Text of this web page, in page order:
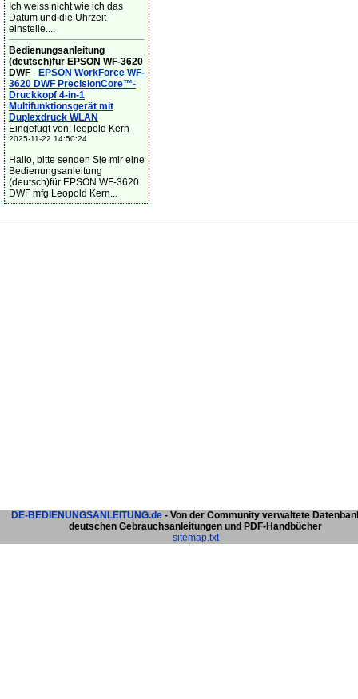
Ich weiss nicht wie ich das
Datum und die Uhrzeit
einstelle....
Bedienungsanleitung
(deutsch)für EPSON WF-3620
DWF - EPSON WorkForce WF-
3620 DWF PrecisionCore™-
Druckkopf 4-in-1
Multifunktionsgerät mit
Duplexdruck WLAN
Eingefügt von: leopold Kern
2025-11-22 14:50:24
Hallo, bitte senden Sie mir eine
Bedienungsanleitung
(deutsch)für EPSON WF-3620
DWF mfg Leopold Kern...
DE-BEDIENUNGSANLEITUNG.de - Von der Community verwaltete
deutschen Gebrauchsanleitungen und PDF-Handbücher
sitemap.txt